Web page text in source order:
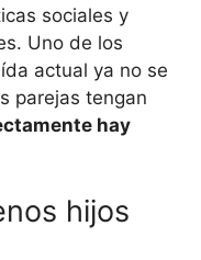
sociales y
Uno de los
actual ya no se
parejas tengan
hay
hijos